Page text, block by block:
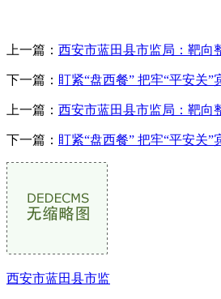
上一篇： 西安市蓝田县市监局：靶向
下一篇： 盯紧“盘西餐” 把牢“平安关”
上一篇： 西安市蓝田县市监局：靶向
下一篇： 盯紧“盘西餐” 把牢“平安关”
西安市蓝田县市监